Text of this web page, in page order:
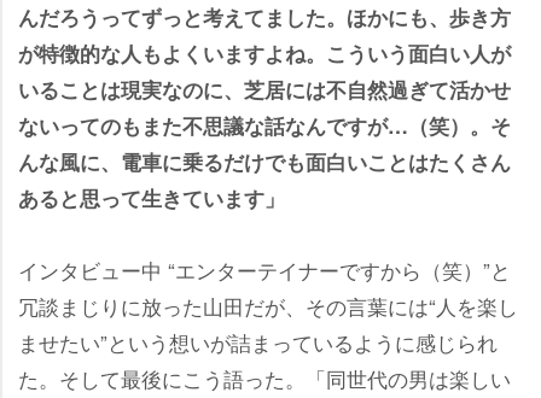
んだろうってずっと考えてました。ほかにも、歩き方
が特徴的な人もよくいますよね。こういう面白い人が
いることは現実なのに、芝居には不自然過ぎて活かせ
ないってのもまた不思議な話なんですが…（笑）。そ
んな風に、電車に乗るだけでも面白いことはたくさん
あると思って生きています」
インタビュー中 “エンターテイナーですから（笑）”と
冗談まじりに放った山田だが、その言葉には“人を楽し
ませたい”という想いが詰まっているように感じられ
た。そして最後にこう語った。「同世代の男は楽しい